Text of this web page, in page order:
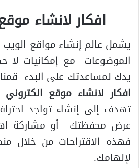
افكار لانشاء
يشمل عالم إنشاء مواقع
الموضوعات مع إمكانيات لا
يدك لمساعدتك على البدء
افكار لانشاء موقع الكتروني
تهدف إلى إنشاء تواجد
عرض محفظتك أو مشاركة
فهذه الاقتراحات من خلال
لإلهامك.